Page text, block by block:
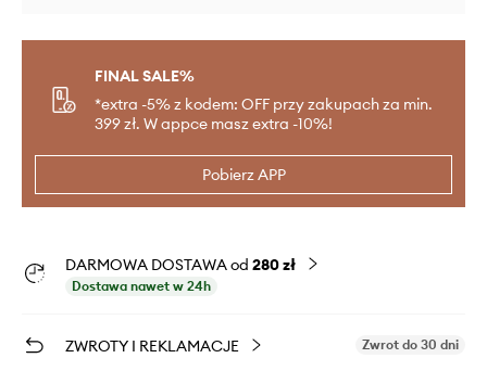
FINAL SALE%
*extra -5% z kodem: OFF przy zakupach za min.
399 zł. W appce masz extra -10%!
Pobierz APP
DARMOWA DOSTAWA od 280 zł
Dostawa nawet w 24h
ZWROTY I REKLAMACJE Zwrot do 30 dni